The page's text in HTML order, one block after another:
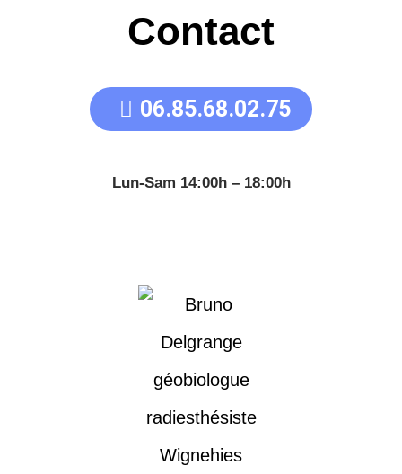
Contact
06.85.68.02.75
Lun-Sam 14:00h – 18:00h